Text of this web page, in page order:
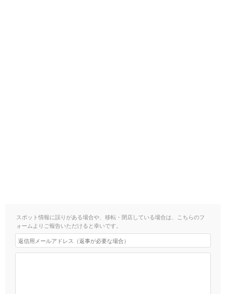
スポット情報に誤りがある場合や、移転・閉店している場合は、こちらのフ
ォームよりご報告いただけると幸いです。